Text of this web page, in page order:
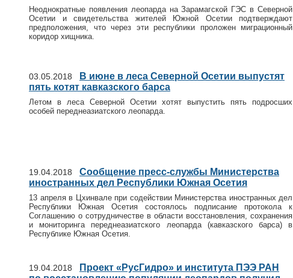
Неоднократные появления леопарда на Зарамагской ГЭС в Северной
Осетии и свидетельства жителей Южной Осетии подтверждают
предположения, что через эти республики проложен миграционный
коридор хищника.
03.05.2018
В июне в леса Северной Осетии выпустят
пять котят кавказского барса
Летом в леса Северной Осетии хотят выпустить пять подросших
особей переднеазиатского леопарда.
19.04.2018
Сообщение пресс-службы Министерства
иностранных дел Республики Южная Осетия
13 апреля в Цхинвале при содействии Министерства иностранных дел
Республики Южная Осетия состоялось подписание протокола к
Соглашению о сотрудничестве в области восстановления, сохранения
и мониторинга переднеазиатского леопарда (кавказского барса) в
Республике Южная Осетия.
19.04.2018
Проект «РусГидро» и института ПЭЭ РАН